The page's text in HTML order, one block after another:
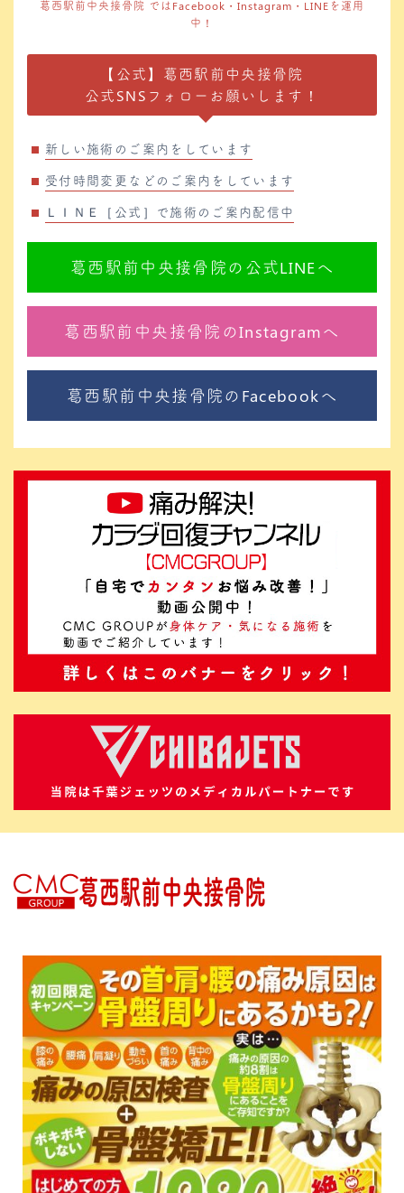
葛西駅前中央接骨院 ではFacebook・Instagram・LINEを運用
中！
【公式】葛西駅前中央接骨院
公式SNSフォローお願いします！
新しい施術のご案内をしています
受付時間変更などのご案内をしています
ＬＩＮＥ［公式］で施術のご案内配信中
葛西駅前中央接骨院の公式LINEへ
葛西駅前中央接骨院のInstagramへ
葛西駅前中央接骨院のFacebookへ